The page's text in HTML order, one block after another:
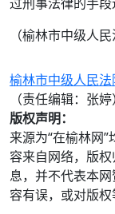
（榆林市中级人民
榆林市中级人民法
（责任编辑：张婷）
版权声明：
来源为“在榆林网
容来自网络，版
息，并不代表本
容有误，或对版权